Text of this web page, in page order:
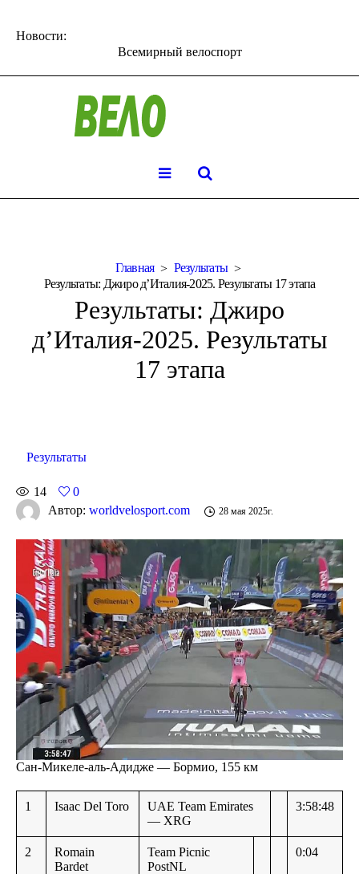
Новости:
Всемирный велоспорт
Главная
Результаты
Результаты: Джиро д’Италия-2025. Результаты 17 этапа
Результаты: Джиро
д’Италия-2025. Результаты
17 этапа
Результаты
14
0
Автор: worldvelosport.com 28 мая 2025г.
Сан-Микеле-аль-Адидже — Бормио, 155 км
1 Isaac Del Toro
UAE Team Emirates
— XRG
3:58:48
2
Romain
Bardet
Team Picnic
PostNL
0:04